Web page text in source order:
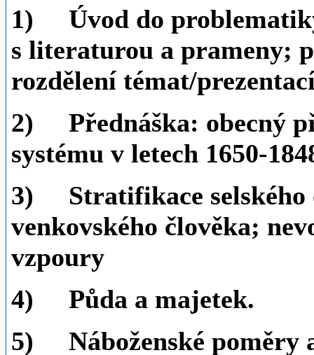
1) Úvod do
s literaturou a prameny;
rozdělení témat/
2) Přednáška: obecný
systému v letech 1650-
3) Stratifikace
venkovského člověka;
vzpoury
4) Půda a majetek.
5) Náboženské poměry